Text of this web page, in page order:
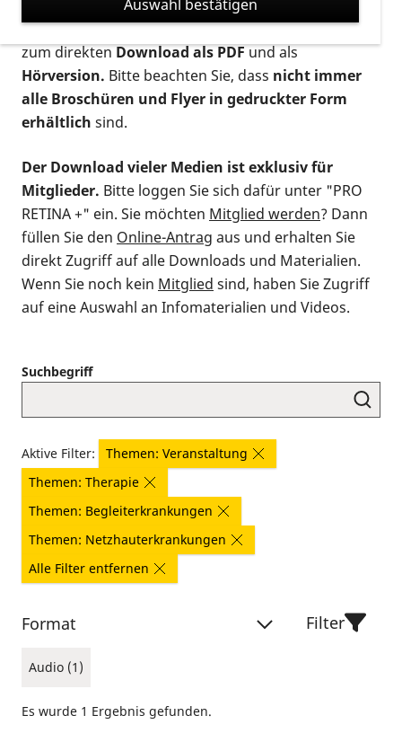
verschiedenen Formaten angeboten: zur
postalischen Bestellung als gedruckte Variante
zum direktenDownload als PDFund als
Hörversion. Bitte beachten Sie, dass nicht immer
alle Broschüren und Flyer in gedruckter Form
erhältlich sind.
Der Download vieler Medien ist exklusiv für
Mitglieder. Bitte loggen Sie sich dafür unter "PRO
RETINA +" ein. Sie möchten Mitglied werden? Dann
füllen Sie den Online-Antrag aus und erhalten Sie
direkt Zugriff auf alle Downloads und Materialien.
Wenn Sie noch kein Mitglied sind, haben Sie Zugriff
auf eine Auswahl an Infomaterialien und Videos.
Suchbegriff
Aktive Filter:
Themen: Veranstaltung
Themen: Therapie
Themen: Begleiterkrankungen
Themen: Netzhauterkrankungen
Alle Filter entfernen
Format
Audio (1)
Filter
Es wurde 1 Ergebnis gefunden.
Auswahl bestätigen